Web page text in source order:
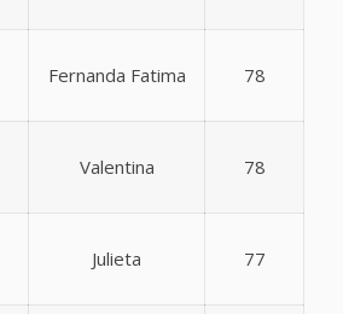
Fernanda Fatima 78
Valentina 78
Julieta 77